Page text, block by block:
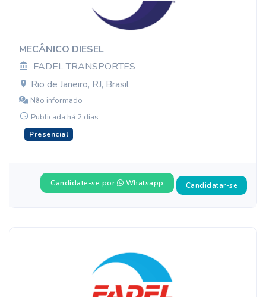
MECÂNICO DIESEL
FADEL TRANSPORTES
Rio de Janeiro, RJ, Brasil
Não informado
Publicada há 2 dias
Presencial
Candidate-se por Whatsapp Candidatar-se